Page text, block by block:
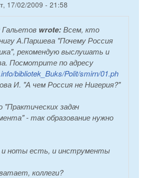
17/02/2009 - 21:58
Гальетов wrote:Всем, кто
А.Паршева "Почему Россия
рекомендую выслушать и
Посмотрите по адресу
bibliotek_Buks/Polit/smirn/01.ph
И. "А чем Россия не Нигерия?"
задач
- так образование нужно
и ноты есть, и инструменты
коллеги?